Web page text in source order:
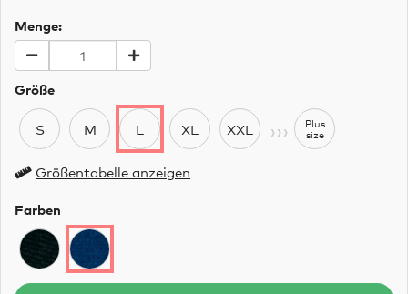
Menge:
Größe
S M L XL XXL ›››
Plus
size
Größentabelle anzeigen
Farben